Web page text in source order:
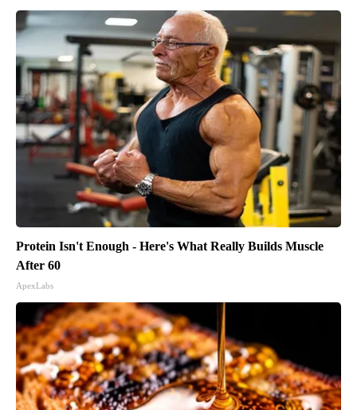
Protein Isn't Enough - Here's What Really Builds Muscle
After 60
ApexLabs